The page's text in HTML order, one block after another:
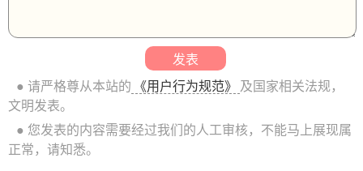
● 请严格尊从本站的 《用户行为规范》
及国家相关法规，
文明发表。
● 您发表的内容需要经过我们的人工审核，不能马上展现属
正常，请知悉。